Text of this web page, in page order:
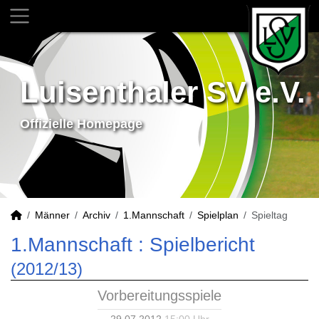
Luisenthaler SV e.V.
Offizielle Homepage
Männer Archiv 1.Mannschaft Spielplan Spieltag
1.Mannschaft : Spielbericht
(2012/13)
Vorbereitungsspiele